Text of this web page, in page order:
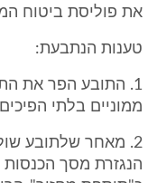
את פוליסת ביטוח
טענות הנתבעת:
1. התובע הפר את
ממוניים בלתי
2. מאחר שלתובע
הנגזרת מסך